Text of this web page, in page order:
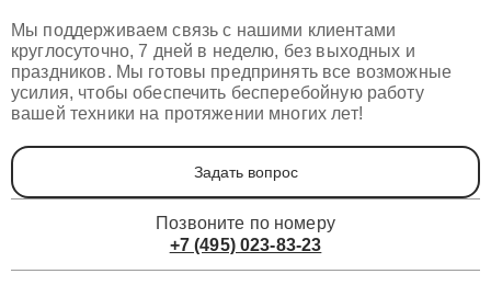
Мы поддерживаем связь с нашими клиентами
круглосуточно, 7 дней в неделю, без выходных и
праздников. Мы готовы предпринять все возможные
усилия, чтобы обеспечить бесперебойную работу
вашей техники на протяжении многих лет!
Задать вопрос
Позвоните по номеру
+7 (495) 023-83-23